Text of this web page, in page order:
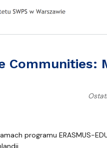
programu ERASMUS-